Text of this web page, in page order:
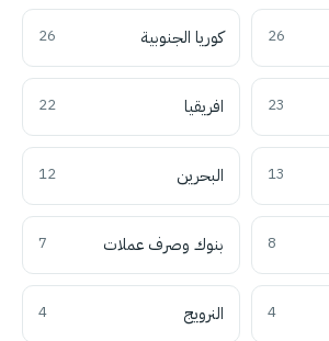
26 كوريا الجنوبية 26
23 افريقيا 22
13 البحرين 12
8 بنوك وصرف عملات 7
4 النرويج 4